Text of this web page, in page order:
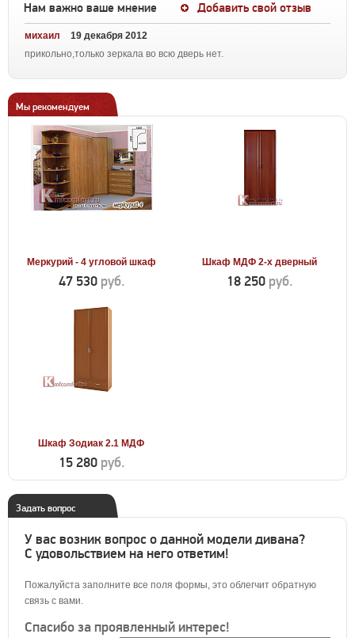
Нам важно ваше мнение Добавить свой отзыв
михаил
19 декабря 2012
прикольно,только зеркала во всю дверь нет.
Мы рекомендуем
Меркурий - 4 угловой шкаф
47 530 руб.
Шкаф МДФ 2-х дверный
18 250 руб.
Шкаф Зодиак 2.1 МДФ
15 280 руб.
Задать вопрос
У вас возник вопрос о данной модели дивана?
С удовольствием на него ответим!
Пожалуйста заполните все поля формы, это облегчит обратную
связь с вами.
Спасибо за проявленный интерес!